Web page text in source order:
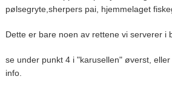
pølsegryte,sherpers pai, hjemmelaget
Dette er bare noen av rettene vi serverer i
se under punkt 4 i "karusellen" øverst,
info.